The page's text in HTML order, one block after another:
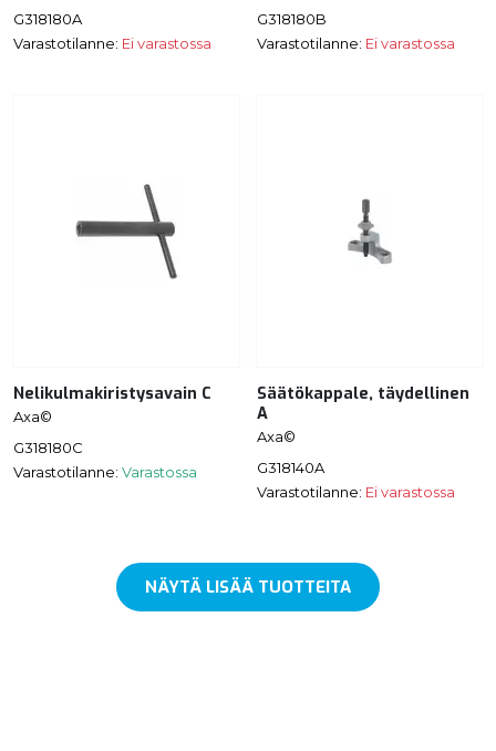
G318180A
Varastotilanne: Ei varastossa
G318180B
Varastotilanne: Ei varastossa
Nelikulmakiristysavain C
Axa©
G318180C
Varastotilanne: Varastossa
Säätökappale, täydellinen
A
Axa©
G318140A
Varastotilanne: Ei varastossa
NÄYTÄ LISÄÄ TUOTTEITA